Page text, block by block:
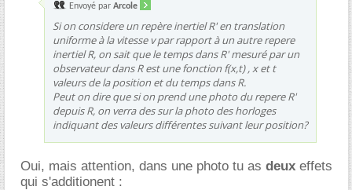
Envoyé par Arcole
Si on considere un repère inertiel R' en translation
uniforme à la vitesse v par rapport à un autre repere
inertiel R, on sait que le temps dans R' mesuré par un
observateur dans R est une fonction f(x,t) , x et t
valeurs de la position et du temps dans R.
Peut on dire que si on prend une photo du repere R'
depuis R, on verra des sur la photo des horloges
indiquant des valeurs différentes suivant leur position?
Oui, mais attention, dans une photo tu as deux effets
qui s'additionent :